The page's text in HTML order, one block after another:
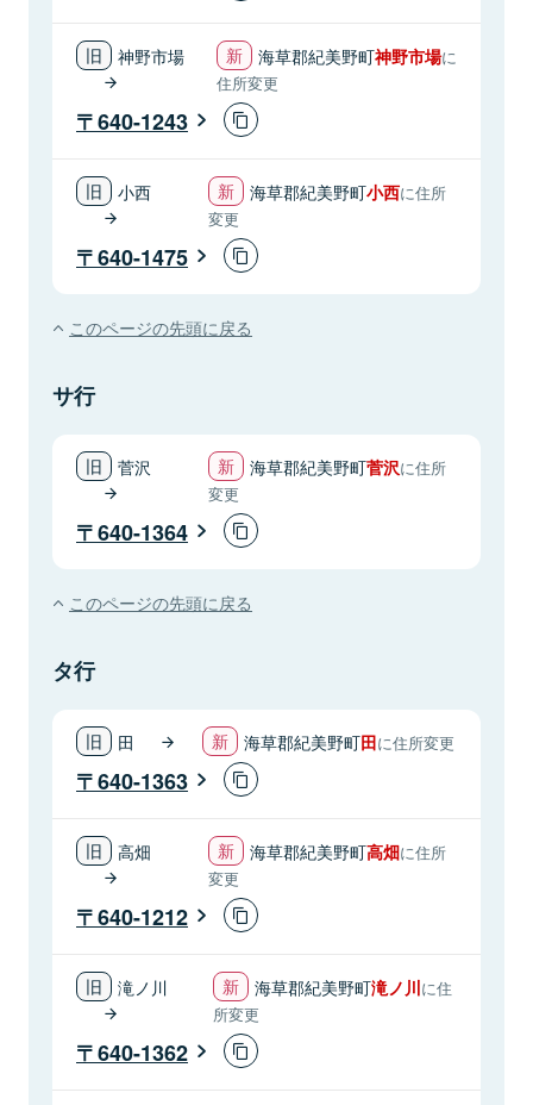
神野市場 海草郡紀美野町神野市場に
住所変更
640-1243
小西 海草郡紀美野町小西に住所
変更
640-1475
このページの先頭に戻る
サ行
菅沢 海草郡紀美野町菅沢に住所
変更
640-1364
このページの先頭に戻る
タ行
田 海草郡紀美野町田に住所変更
640-1363
高畑 海草郡紀美野町高畑に住所
変更
640-1212
滝ノ川 海草郡紀美野町滝ノ川に住
所変更
640-1362